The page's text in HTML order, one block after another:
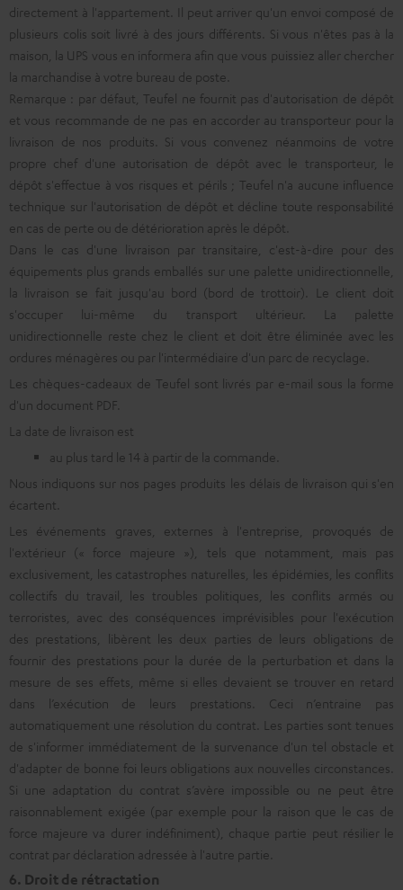
directement à l'appartement. Il peut arriver qu'un envoi composé de
plusieurs colis soit livré à des jours différents. Si vous n'êtes pas à la
maison, la UPS vous en informera afin que vous puissiez aller chercher
la marchandise à votre bureau de poste.
Remarque : par défaut, Teufel ne fournit pas d'autorisation de dépôt
et vous recommande de ne pas en accorder au transporteur pour la
livraison de nos produits. Si vous convenez néanmoins de votre
propre chef d'une autorisation de dépôt avec le transporteur, le
dépôt s'effectue à vos risques et périls ; Teufel n'a aucune influence
technique sur l'autorisation de dépôt et décline toute responsabilité
en cas de perte ou de détérioration après le dépôt.
Dans le cas d'une livraison par transitaire, c'est-à-dire pour des
équipements plus grands emballés sur une palette unidirectionnelle,
la livraison se fait jusqu'au bord (bord de trottoir). Le client doit
s'occuper lui-même du transport ultérieur. La palette
unidirectionnelle reste chez le client et doit être éliminée avec les
ordures ménagères ou par l'intermédiaire d'un parc de recyclage.
Les chèques-cadeaux de Teufel sont livrés par e-mail sous la forme
d'un document PDF.
La date de livraison est
au plus tard le 14 à partir de la commande.
Nous indiquons sur nos pages produits les délais de livraison qui s'en
écartent.
Les événements graves, externes à l'entreprise, provoqués de
l'extérieur (« force majeure »), tels que notamment, mais pas
exclusivement, les catastrophes naturelles, les épidémies, les conflits
collectifs du travail, les troubles politiques, les conflits armés ou
terroristes, avec des conséquences imprévisibles pour l'exécution
des prestations, libèrent les deux parties de leurs obligations de
fournir des prestations pour la durée de la perturbation et dans la
mesure de ses effets, même si elles devaient se trouver en retard
dans l’exécution de leurs prestations. Ceci n’entraine pas
automatiquement une résolution du contrat. Les parties sont tenues
de s'informer immédiatement de la survenance d'un tel obstacle et
d'adapter de bonne foi leurs obligations aux nouvelles circonstances.
Si une adaptation du contrat s’avère impossible ou ne peut être
raisonnablement exigée (par exemple pour la raison que le cas de
force majeure va durer indéfiniment), chaque partie peut résilier le
contrat par déclaration adressée à l'autre partie.
6. Droit de rétractation